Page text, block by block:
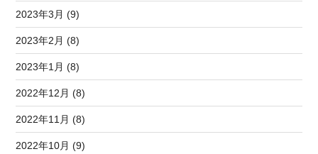
2023年3月 (9)
2023年2月 (8)
2023年1月 (8)
2022年12月 (8)
2022年11月 (8)
2022年10月 (9)